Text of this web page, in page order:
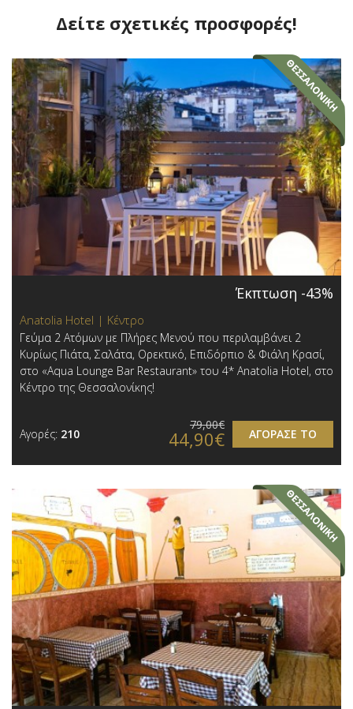
Δείτε σχετικές προσφορές!
Έκπτωση -43%
Anatolia Hotel | Κέντρο
Γεύμα 2 Ατόμων με Πλήρες Μενού που περιλαμβάνει 2
Κυρίως Πιάτα, Σαλάτα, Ορεκτικό, Επιδόρπιο & Φιάλη Κρασί,
στο «Aqua Lounge Bar Restaurant» του 4* Anatolia Hotel, στο
Κέντρο της Θεσσαλονίκης!
Αγορές: 210 ΑΓΟΡΑΣΕ ΤΟ
79,00€
44,90€